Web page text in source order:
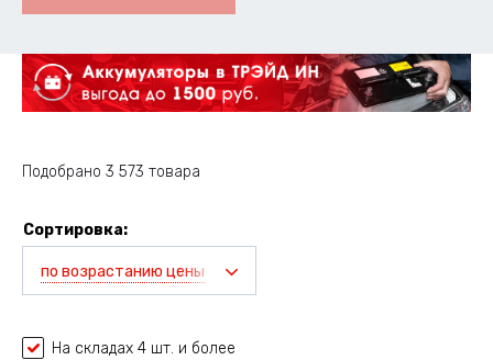
Подобрано 3 573 товара
Сортировка:
по возрастанию цены
На складах 4 шт. и более